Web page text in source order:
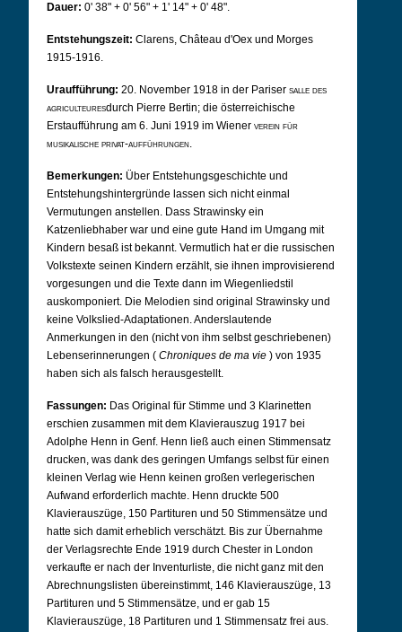
Dauer: 0' 38" + 0' 56" + 1' 14" + 0' 48".
Entstehungszeit: Clarens, Château d'Oex und Morges
1915-1916.
Uraufführung: 20. November 1918 in der Pariser salle des
agriculteuresdurch Pierre Bertin; die österreichische
Erstaufführung am 6. Juni 1919 im Wiener verein für
musikalische privat-aufführungen.
Bemerkungen: Über Entstehungsgeschichte und
Entstehungshintergründe lassen sich nicht einmal
Vermutungen anstellen. Dass Strawinsky ein
Katzenliebhaber war und eine gute Hand im Umgang mit
Kindern besaß ist bekannt. Vermutlich hat er die russischen
Volkstexte seinen Kindern erzählt, sie ihnen improvisierend
vorgesungen und die Texte dann im Wiegenliedstil
auskomponiert. Die Melodien sind original Strawinsky und
keine Volkslied-Adaptationen. Anderslautende
Anmerkungen in den (nicht von ihm selbst geschriebenen)
Lebenserinnerungen ( Chroniques de ma vie ) von 1935
haben sich als falsch herausgestellt.
Fassungen: Das Original für Stimme und 3 Klarinetten
erschien zusammen mit dem Klavierauszug 1917 bei
Adolphe Henn in Genf. Henn ließ auch einen Stimmensatz
drucken, was dank des geringen Umfangs selbst für einen
kleinen Verlag wie Henn keinen großen verlegerischen
Aufwand erforderlich machte. Henn druckte 500
Klavierauszüge, 150 Partituren und 50 Stimmensätze und
hatte sich damit erheblich verschätzt. Bis zur Übernahme
der Verlagsrechte Ende 1919 durch Chester in London
verkaufte er nach der Inventurliste, die nicht ganz mit den
Abrechnungslisten übereinstimmt, 146 Klavierauszüge, 13
Partituren und 5 Stimmensätze, und er gab 15
Klavierauszüge, 18 Partituren und 1 Stimmensatz frei aus.